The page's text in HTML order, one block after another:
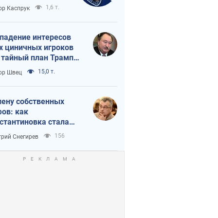
в
России
Каспрук 1,6 т.
интересов
циничных игроков
план Трампа
Швец 15,0 т.
собственных
как
стала
идеологической
для российских
Снегирев 156